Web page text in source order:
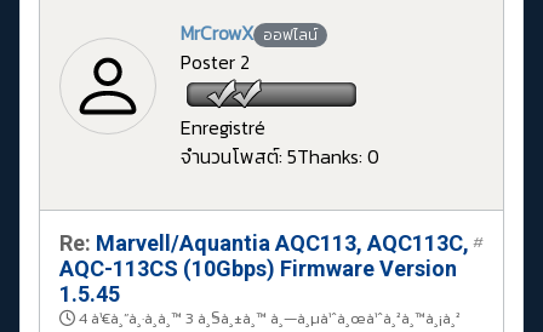
MrCrowX ออฟไลน์
Poster 2
Enregistré
จำนวนโพสต์: 5Thanks: 0
Re: Marvell/Aquantia AQC113, AQC113C,
AQC-113CS (10Gbps) Firmware Version
1.5.45
4 à¹€à¸”à¸·à¸­à¸™ 3 à¸§à¸±à¸™ à¸—à¸µà¹ˆà¸œà¹ˆà¸²à¸™à¸¡à¸²
#